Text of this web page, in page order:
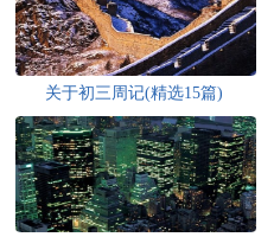
关于初三周记(精选15篇)